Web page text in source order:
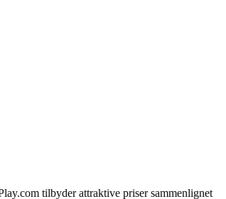
tilbyder attraktive priser sammenlignet